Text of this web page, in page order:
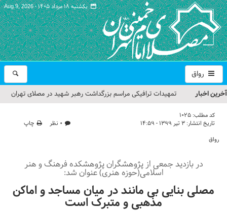
یکشنبه ۱۸ مرداد ۱۴۰۵ - Aug 9, 2026
رواق
آخرین اخبار
تمهیدات ترافیکی مراسم بزرگداشت رهبر شهید در مصلای تهران
حجت‌الاسلام حاج علی‌اکبری؛ خطیب این هفته نماز جمعه تهران
معظم انقلاب
گزارش تصویری| مراسم نماز بر پیکر امام شهید انقلاب اسلامی ایران
گزارش تصویری| مراسم بزرگداشت آقای شهید ایران
کد مطلب: 1025
تاریخ انتشار: ۳ تیر ۱۳۹۹ - ۱۴:۵۹ ۰ نظر
چاپ
رواق
در بازدید جمعی از پژوهشگران پژوهشکده فرهنگ و هنر
اسلامی(حوزه هنری) عنوان شد:
مصلی بنایی بی مانند در میان مساجد و اماکن
مذهبی و متبرک است